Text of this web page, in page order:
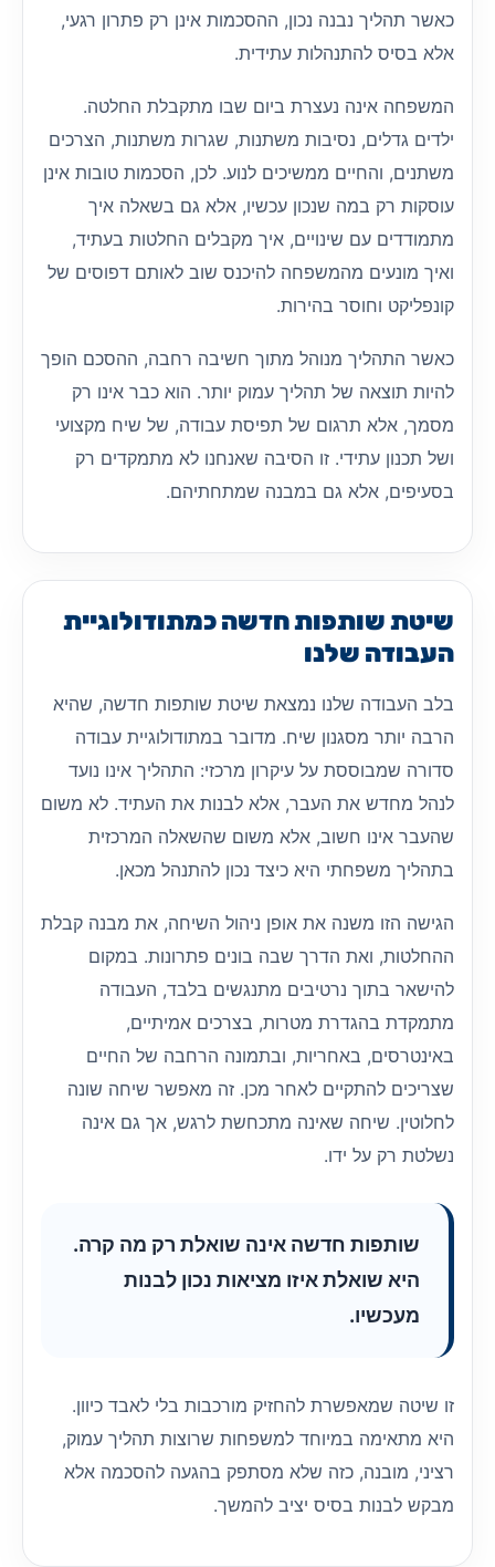
כאשר תהליך נבנה נכון, ההסכמות אינן רק פתרון רגעי,
אלא בסיס להתנהלות עתידית.
המשפחה אינה נעצרת ביום שבו מתקבלת החלטה.
ילדים גדלים, נסיבות משתנות, שגרות משתנות, הצרכים
משתנים, והחיים ממשיכים לנוע. לכן, הסכמות טובות אינן
עוסקות רק במה שנכון עכשיו, אלא גם בשאלה איך
מתמודדים עם שינויים, איך מקבלים החלטות בעתיד,
ואיך מונעים מהמשפחה להיכנס שוב לאותם דפוסים של
קונפליקט וחוסר בהירות.
כאשר התהליך מנוהל מתוך חשיבה רחבה, ההסכם הופך
להיות תוצאה של תהליך עמוק יותר. הוא כבר אינו רק
מסמך, אלא תרגום של תפיסת עבודה, של שיח מקצועי
ושל תכנון עתידי. זו הסיבה שאנחנו לא מתמקדים רק
בסעיפים, אלא גם במבנה שמתחתיהם.
שיטת שותפות חדשה כמתודולוגיית
העבודה שלנו
בלב העבודה שלנו נמצאת שיטת שותפות חדשה, שהיא
הרבה יותר מסגנון שיח. מדובר במתודולוגיית עבודה
סדורה שמבוססת על עיקרון מרכזי: התהליך אינו נועד
לנהל מחדש את העבר, אלא לבנות את העתיד. לא משום
שהעבר אינו חשוב, אלא משום שהשאלה המרכזית
בתהליך משפחתי היא כיצד נכון להתנהל מכאן.
הגישה הזו משנה את אופן ניהול השיחה, את מבנה קבלת
ההחלטות, ואת הדרך שבה בונים פתרונות. במקום
להישאר בתוך נרטיבים מתנגשים בלבד, העבודה
מתמקדת בהגדרת מטרות, בצרכים אמיתיים,
באינטרסים, באחריות, ובתמונה הרחבה של החיים
שצריכים להתקיים לאחר מכן. זה מאפשר שיחה שונה
לחלוטין. שיחה שאינה מתכחשת לרגש, אך גם אינה
נשלטת רק על ידו.
שותפות חדשה אינה שואלת רק מה קרה.
היא שואלת איזו מציאות נכון לבנות
מעכשיו.
זו שיטה שמאפשרת להחזיק מורכבות בלי לאבד כיוון.
היא מתאימה במיוחד למשפחות שרוצות תהליך עמוק,
רציני, מובנה, כזה שלא מסתפק בהגעה להסכמה אלא
מבקש לבנות בסיס יציב להמשך.